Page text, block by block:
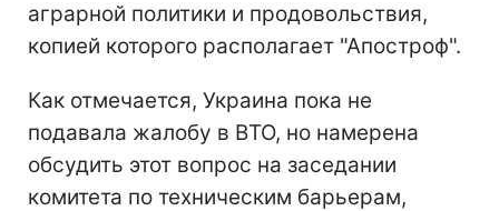
аграрной политики и продовольствия,
копией которого располагает "Апостроф".
Как отмечается, Украина пока не
подавала жалобу в ВТО, но намерена
обсудить этот вопрос на заседании
комитета по техническим барьерам,